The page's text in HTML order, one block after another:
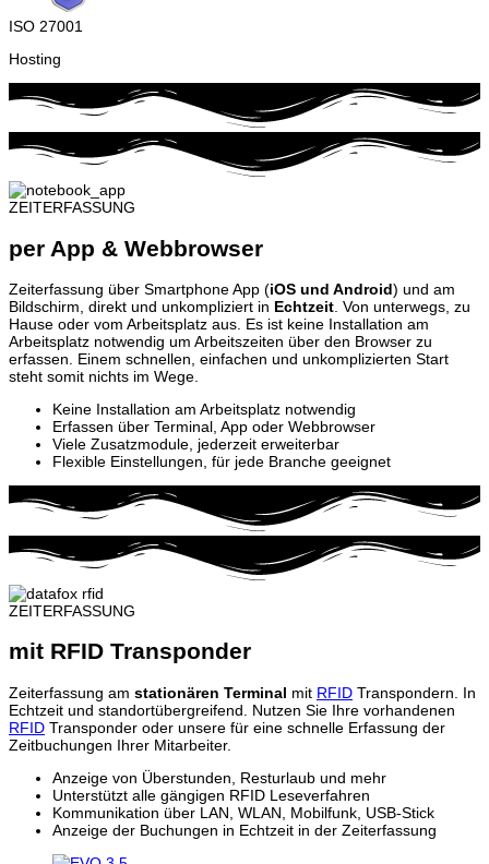
ISO 27001
Hosting
ZEITERFASSUNG
per App & Webbrowser
Zeiterfassung über Smartphone App (iOS und Android) und am
Bildschirm, direkt und unkompliziert in Echtzeit . Von unterwegs, zu
Hause oder vom Arbeitsplatz aus. Es ist keine Installation am
Arbeitsplatz notwendig um Arbeitszeiten über den Browser zu
erfassen. Einem schnellen, einfachen und unkomplizierten Start
steht somit nichts im Wege.
Keine Installation am Arbeitsplatz notwendig
Erfassen über Terminal, App oder Webbrowser
Viele Zusatzmodule, jederzeit erweiterbar
Flexible Einstellungen, für jede Branche geeignet
ZEITERFASSUNG
mit RFID Transponder
Zeiterfassung am stationären Terminal mit RFID Transpondern. In
Echtzeit und standortübergreifend. Nutzen Sie Ihre vorhandenen
RFID Transponder oder unsere für eine schnelle Erfassung der
Zeitbuchungen Ihrer Mitarbeiter.
Anzeige von Überstunden, Resturlaub und mehr
Unterstützt alle gängigen RFID Leseverfahren
Kommunikation über LAN, WLAN, Mobilfunk, USB-Stick
Anzeige der Buchungen in Echtzeit in der Zeiterfassung